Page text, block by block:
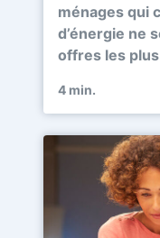
ménages qui
d’énergie ne
offres les
4 min.